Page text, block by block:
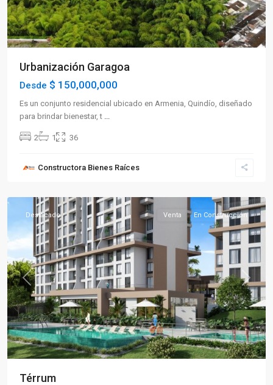
Urbanización Garagoa
Desde $ 150,000,000
Es un conjunto residencial ubicado en Armenia, Quindío, diseñado
para brindar bienestar, t
2 1 36
Constructora Bienes Raíces
Norte,
Previous Next
Destacado Venta En Construcción
Térrum